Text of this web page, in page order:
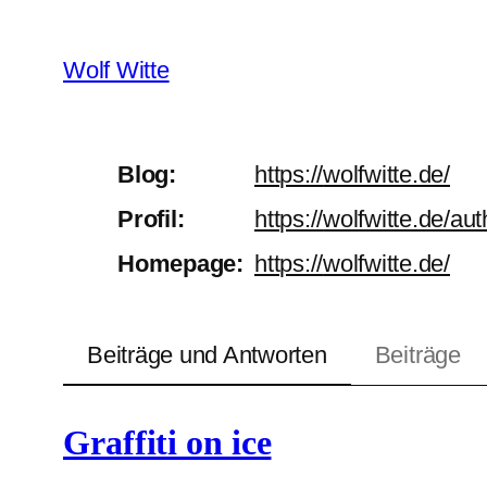
Inhalt
springen
Wolf Witte
Blog https://wolfwitte.de/
Profil
https://wolfwitte.de/
Homepage
https://wolfwitte.de/
Beiträge und Antworten Beiträge
Graffiti on ice